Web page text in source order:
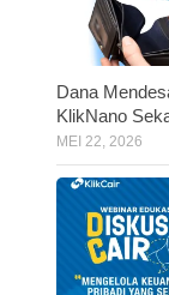
Dana
KlikNano
MEI 22, 2026